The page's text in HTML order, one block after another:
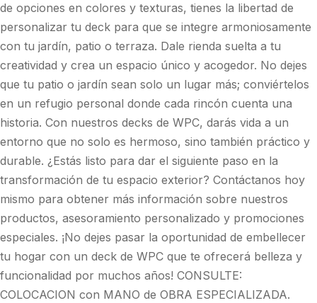
de opciones en colores y texturas, tienes la libertad de
personalizar tu deck para que se integre armoniosamente
con tu jardín, patio o terraza. Dale rienda suelta a tu
creatividad y crea un espacio único y acogedor. No dejes
que tu patio o jardín sean solo un lugar más; conviértelos
en un refugio personal donde cada rincón cuenta una
historia. Con nuestros decks de WPC, darás vida a un
entorno que no solo es hermoso, sino también práctico y
durable. ¿Estás listo para dar el siguiente paso en la
transformación de tu espacio exterior? Contáctanos hoy
mismo para obtener más información sobre nuestros
productos, asesoramiento personalizado y promociones
especiales. ¡No dejes pasar la oportunidad de embellecer
tu hogar con un deck de WPC que te ofrecerá belleza y
funcionalidad por muchos años! CONSULTE:
COLOCACION con MANO de OBRA ESPECIALIZADA.